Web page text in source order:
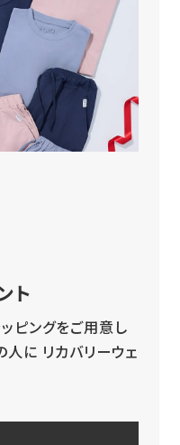
ト
ッピングをご用意し
人に リカバリーウェ